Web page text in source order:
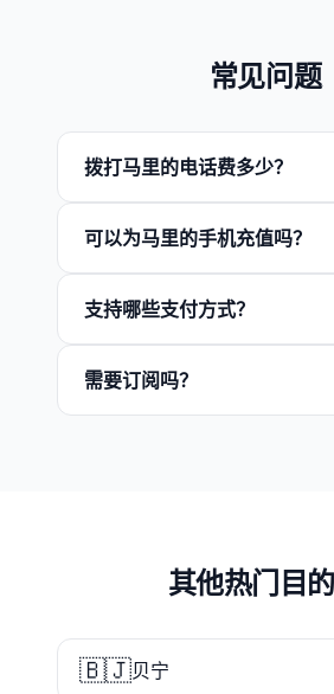
常见问题
拨打马里的电话费多少？
可以为马里的手机充值吗？
支持哪些支付方式？
需要订阅吗？
其他热门目
🇧🇯贝宁